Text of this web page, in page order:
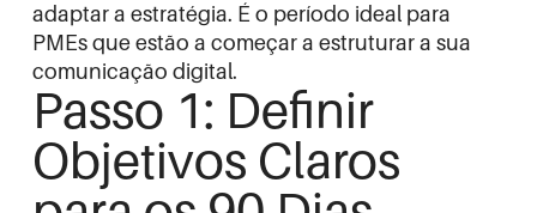
adaptar a estratégia. É o período ideal para
PMEs que estão a começar a estruturar a sua
comunicação digital.
Passo 1: Definir
Objetivos Claros